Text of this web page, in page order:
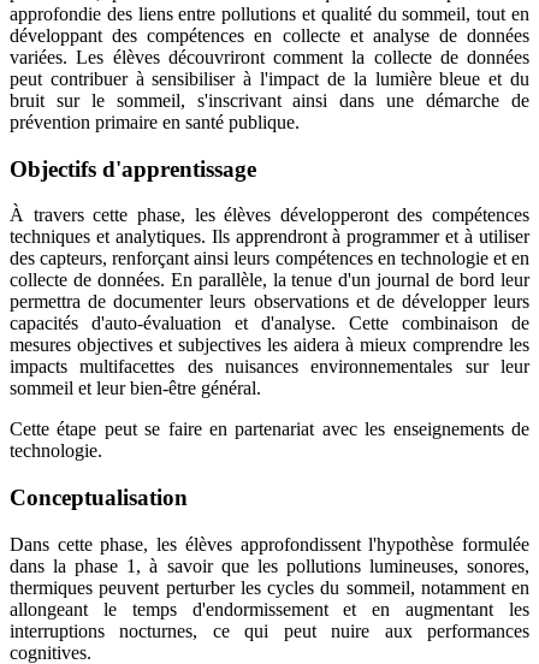
approfondie des liens entre pollutions et qualité du sommeil, tout en
développant des compétences en collecte et analyse de données
variées. Les élèves découvriront comment la collecte de données
peut contribuer à sensibiliser à l'impact de la lumière bleue et du
bruit sur le sommeil, s'inscrivant ainsi dans une démarche de
prévention primaire en santé publique.
Objectifs d'apprentissage
À travers cette phase, les élèves développeront des compétences
techniques et analytiques. Ils apprendront à programmer et à utiliser
des capteurs, renforçant ainsi leurs compétences en technologie et en
collecte de données. En parallèle, la tenue d'un journal de bord leur
permettra de documenter leurs observations et de développer leurs
capacités d'auto-évaluation et d'analyse. Cette combinaison de
mesures objectives et subjectives les aidera à mieux comprendre les
impacts multifacettes des nuisances environnementales sur leur
sommeil et leur bien-être général.
Cette étape peut se faire en partenariat avec les enseignements de
technologie.
Conceptualisation
Dans cette phase, les élèves approfondissent l'hypothèse formulée
dans la phase 1, à savoir que les pollutions lumineuses, sonores,
thermiques peuvent perturber les cycles du sommeil, notamment en
allongeant le temps d'endormissement et en augmentant les
interruptions nocturnes, ce qui peut nuire aux performances
cognitives.